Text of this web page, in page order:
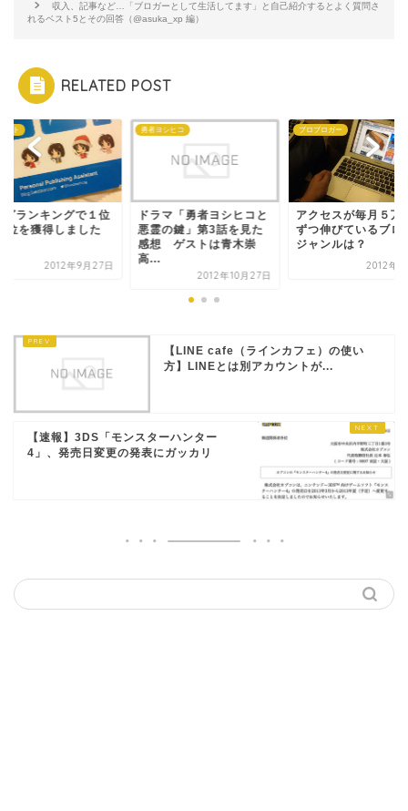
収入、記事など…「ブロガーとして生活してます」と自己紹介するとよく質問さ
れるベスト5とその回答（@asuka_xp 編）
RELATED POST
ット
グランキングで１位
位を獲得しました
2012年9月27日
勇者ヨシヒコ
ドラマ「勇者ヨシヒコと
悪霊の鍵」第3話を見た
感想 ゲストは青木崇
高...
2012年10月27日
プロブロガー
アクセスが毎月５万
ずつ伸びているブロ
ジャンルは？
2012年9
【LINE cafe（ラインカフェ）の使い
方】LINEとは別アカウントが...
【速報】3DS「モンスターハンター
4」、発売日変更の発表にガッカリ